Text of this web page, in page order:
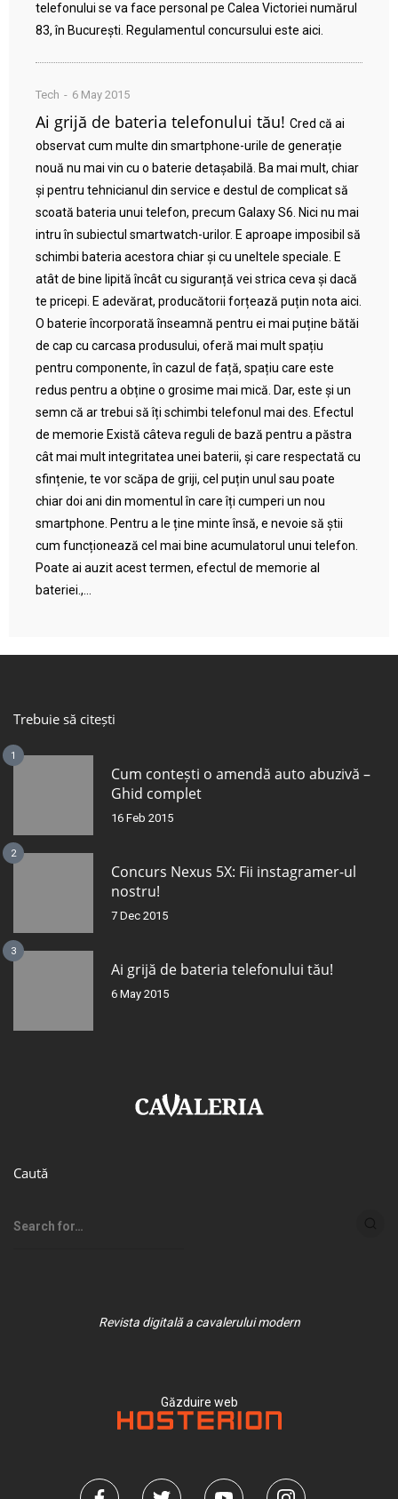
telefonului se va face personal pe Calea Victoriei numărul
83, în București. Regulamentul concursului este aici.
Tech 6 May 2015
Ai grijă de bateria telefonului tău! Cred că ai
observat cum multe din smartphone-urile de generație
nouă nu mai vin cu o baterie detașabilă. Ba mai mult, chiar
și pentru tehnicianul din service e destul de complicat să
scoată bateria unui telefon, precum Galaxy S6. Nici nu mai
intru în subiectul smartwatch-urilor. E aproape imposibil să
schimbi bateria acestora chiar și cu uneltele speciale. E
atât de bine lipită încât cu siguranță vei strica ceva și dacă
te pricepi. E adevărat, producătorii forțează puțin nota aici.
O baterie încorporată înseamnă pentru ei mai puține bătăi
de cap cu carcasa produsului, oferă mai mult spațiu
pentru componente, în cazul de față, spațiu care este
redus pentru a obține o grosime mai mică. Dar, este și un
semn că ar trebui să îți schimbi telefonul mai des. Efectul
de memorie Există câteva reguli de bază pentru a păstra
cât mai mult integritatea unei baterii, și care respectată cu
sfințenie, te vor scăpa de griji, cel puțin unul sau poate
chiar doi ani din momentul în care îți cumperi un nou
smartphone. Pentru a le ține minte însă, e nevoie să știi
cum funcționează cel mai bine acumulatorul unui telefon.
Poate ai auzit acest termen, efectul de memorie al
bateriei.,...
Trebuie să citești
1
Cum contești o amendă auto abuzivă –
Ghid complet
16 Feb 2015
2
Concurs Nexus 5X: Fii instagramer-ul
nostru!
7 Dec 2015
3
Ai grijă de bateria telefonului tău!
6 May 2015
Caută
Revista digitală a cavalerului modern
Găzduire web